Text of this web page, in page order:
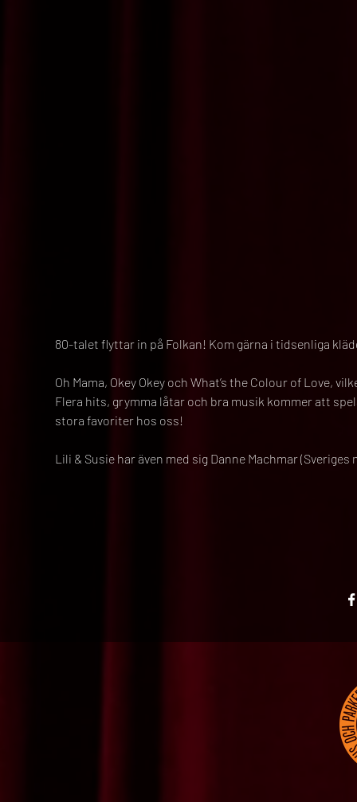
80-talet flyttar in på Folkan! Kom gärna i tidsenliga
Oh Mama, Okey Okey och What’s the Colour of Love,
Flera hits, grymma låtar och bra musik kommer att
stora favoriter hos oss!
Lili & Susie har även med sig Danne Machmar